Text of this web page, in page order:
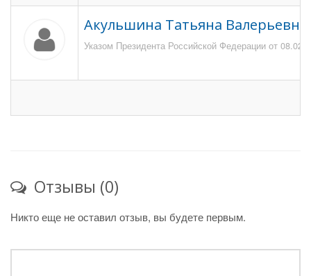
Акульшина Татьяна Валерьевна
Указом Президента Российской Федерации от
Отзывы (0)
Никто еще не оставил отзыв, вы будете первым.